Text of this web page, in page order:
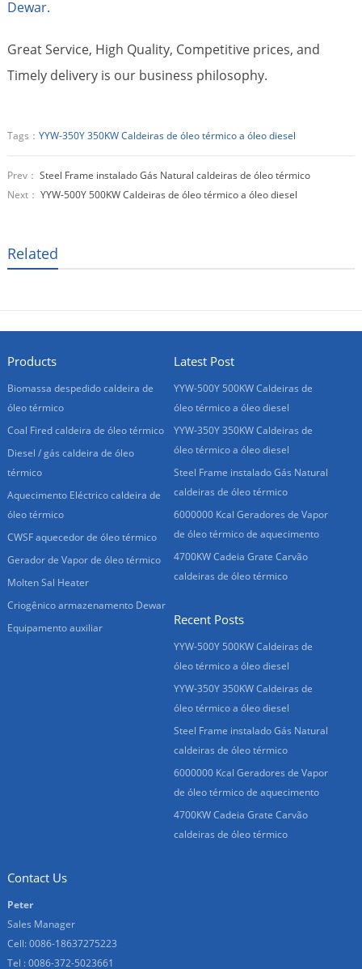
Dewar.
Great Service, High Quality, Competitive prices, and
Timely delivery is our business philosophy.
Tags： YYW-350Y 350KW Caldeiras de óleo térmico a óleo diesel
Prev： Steel Frame instalado Gás Natural caldeiras de óleo térmico
Next： YYW-500Y 500KW Caldeiras de óleo térmico a óleo diesel
Related
Products
Biomassa despedido caldeira de
óleo térmico
Coal Fired caldeira de óleo térmico
Diesel / gás caldeira de óleo
térmico
Aquecimento Eléctrico caldeira de
óleo térmico
CWSF aquecedor de óleo térmico
Gerador de Vapor de óleo térmico
Molten Sal Heater
Criogênico armazenamento Dewar
Equipamento auxiliar
Latest Post
YYW-500Y 500KW Caldeiras de
óleo térmico a óleo diesel
YYW-350Y 350KW Caldeiras de
óleo térmico a óleo diesel
Steel Frame instalado Gás Natural
caldeiras de óleo térmico
6000000 Kcal Geradores de Vapor
de óleo térmico de aquecimento
4700KW Cadeia Grate Carvão
caldeiras de óleo térmico
Recent Posts
YYW-500Y 500KW Caldeiras de
óleo térmico a óleo diesel
YYW-350Y 350KW Caldeiras de
óleo térmico a óleo diesel
Steel Frame instalado Gás Natural
caldeiras de óleo térmico
6000000 Kcal Geradores de Vapor
de óleo térmico de aquecimento
4700KW Cadeia Grate Carvão
caldeiras de óleo térmico
Contact Us
Peter
Sales Manager
Cell: 0086-18637275223
Tel : 0086-372-5023661